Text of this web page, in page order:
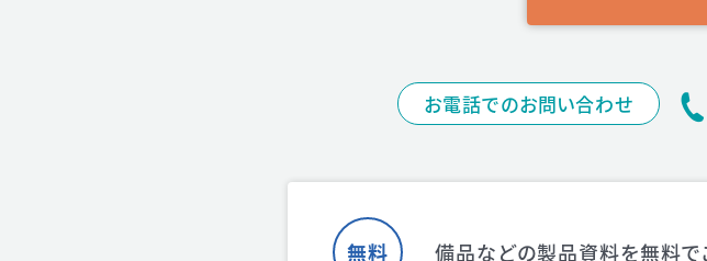
お電話でのお問い合わせ
無料 備品などの製品資料を無料